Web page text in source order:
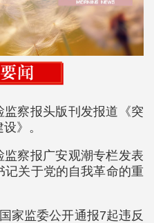
察报头版刊发报道《突
》。
察报广安观潮专栏发表
关于党的自我革命的重
家监委公开通报7起违反